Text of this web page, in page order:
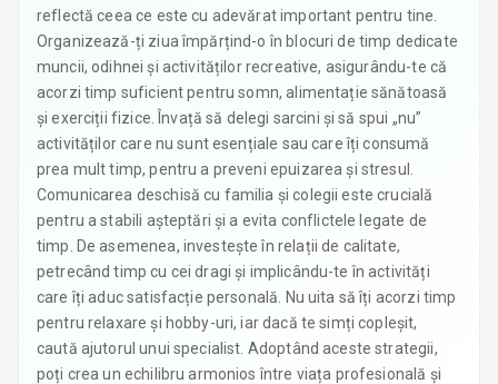
reflectă ceea ce este cu adevărat important pentru tine.
Organizează-ți ziua împărțind-o în blocuri de timp dedicate
muncii, odihnei și activităților recreative, asigurându-te că
acorzi timp suficient pentru somn, alimentație sănătoasă
și exerciții fizice. Învață să delegi sarcini și să spui „nu”
activităților care nu sunt esențiale sau care îți consumă
prea mult timp, pentru a preveni epuizarea și stresul.
Comunicarea deschisă cu familia și colegii este crucială
pentru a stabili așteptări și a evita conflictele legate de
timp. De asemenea, investește în relații de calitate,
petrecând timp cu cei dragi și implicându-te în activități
care îți aduc satisfacție personală. Nu uita să îți acorzi timp
pentru relaxare și hobby-uri, iar dacă te simți copleșit,
caută ajutorul unui specialist. Adoptând aceste strategii,
poți crea un echilibru armonios între viața profesională și